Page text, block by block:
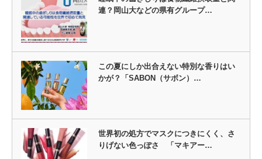
連？岡山大などの県有グループ…
この夏にしか出合えない特別な香りはい
かが？「SABON（サボン）…
世界初の処方でマスクにつきにくく、さ
りげない色っぽさ 「マキアー…